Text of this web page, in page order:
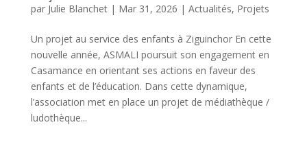
par Julie Blanchet| Mar 31, 2026 | Actualités, Projets
Un projet au service des enfants à Ziguinchor En cette
nouvelle année, ASMALI poursuit son engagement en
Casamance en orientant ses actions en faveur des
enfants et de l’éducation. Dans cette dynamique,
l’association met en place un projet de médiathèque /
ludothèque...